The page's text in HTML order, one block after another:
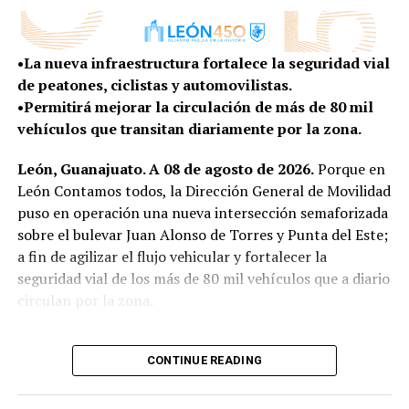
condiciones de vida para quienes habitan en la zona
rural.
Con más obras, vivienda y programas construidos de la
mano de sus habitantes, el Gobierno Municipal
mantiene la cercanía con las comunidades rurales para
escuchar sus necesidades y convertirlas en resultados
cambia con enorme rapidez, esa tarea exige abrir nuevas
conversaciones, escuchar nuevas voces y entender las
tendencias que ya están transformando la manera en
que vivimos, trabajamos, nos movemos y convivimos”,
expresó.
proceso permitirá que León llegue a su 450 aniversario
no solo para celebrar su historia, sino también para
imaginar y construir la ciudad que quiere ser en las
próximas décadas, con una visión compartida entre los
distintos sectores de la sociedad.
“Porque una ciudad con 450 años de historia
valentía su siguiente etapa”, agregó.
SEIS EJES PARA IMAGINAR EL LEÓN DEL FUTURO
•La nueva infraestructura fortalece la seguridad vial
de peatones, ciclistas y automovilistas.
•Permitirá mejorar la circulación de más de 80 mil
vehículos que transitan diariamente por la zona.
León, Guanajuato. A 08 de agosto de 2026.Porque en
León Contamos todos, la Dirección General de Movilidad
puso en operación una nueva intersección semaforizada
sobre el bulevar Juan Alonso de Torres y Punta del Este;
a fin de agilizar el flujo vehicular y fortalecer la
seguridad vial de los más de 80 mil vehículos que a diario
circulan por la zona.
El proyecto de esta nueva intersección semaforizada no
solo contempló la instalación de dispositivos de control
CONTINUE READING